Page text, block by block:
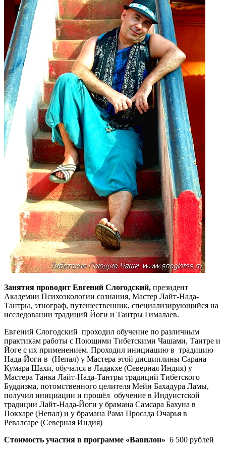
Занятия проводит Евгений Слогодский, президент
Академии Психоэкологии сознания, Мастер Лайт-Нада-
Тантры, этнограф, путешественник, специализирующийся на
исследовании традиций Йоги и Тантры Гималаев.
Евгений Слогодский проходил обучение по различным
практикам работы с Поющими Тибетскими Чашами, Тантре и
Йоге с их применением. Проходил инициацию в традицию
Нада-Йоги в (Непал) у Мастера этой дисциплины Сарана
Кумара Шахи, обучался в Ладакхе (Северная Индия) у
Мастера Танка Лайт-Нада-Тантры традиций Тибетского
Буддизма, потомственного целителя Мейн Бахадура Ламы,
получил инициации и прошёл обучение в Индуистской
традиции Лайт-Нада-Йоги у брамана Самсара Бахуна в
Покхаре (Непал) и у брамана Рама Просада Очарья в
Ревалсаре (Северная Индия)
Стоимость участия в программе «Вавилон» 6 500 рублей